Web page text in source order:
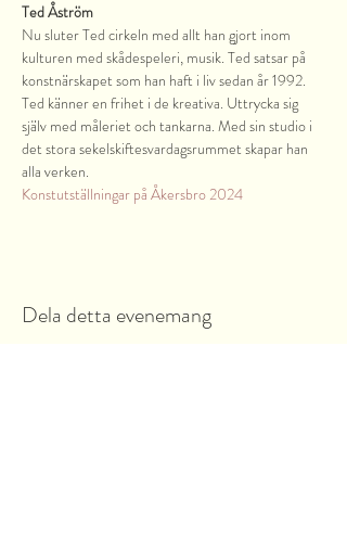
Ted Åström
Nu sluter Ted cirkeln med allt han gjort inom
kulturen med skådespeleri, musik. Ted satsar på
konstnärskapet som han haft i liv sedan år 1992.
Ted känner en frihet i de kreativa. Uttrycka sig
själv med måleriet och tankarna. Med sin studio i
det stora sekelskiftesvardagsrummet skapar han
alla verken.
Konstutställningar på Åkersbro 2024
Dela detta evenemang